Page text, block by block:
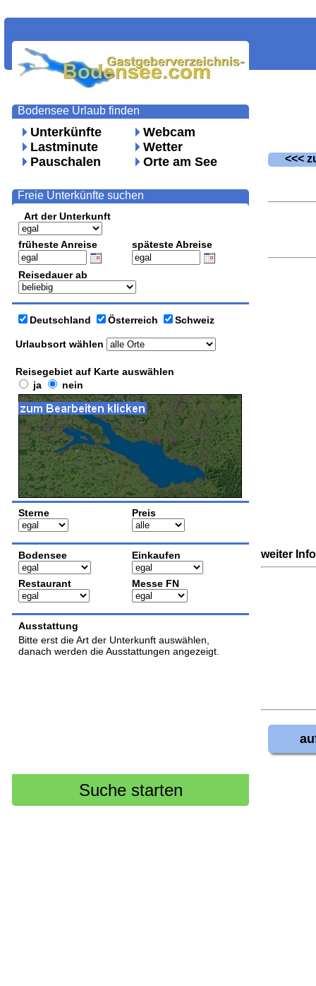
Unterkünfte
Lastminute
Pauschalen
Webcam
Wetter
Orte am See
Bodensee Urlaub finden
Art der Unterkunft
früheste Anreise späteste Abreise
Reisedauer ab
Urlaubsort wählen
Deutschland Österreich Schweiz
Reisegebiet auf Karte auswählen
ja
nein
Sterne Preis
Bodensee Einkaufen
Restaurant Messe FN
Ausstattung
Bitte erst die Art der Unterkunft auswählen,
danach werden die Ausstattungen angezeigt.
Freie Unterkünfte suchen
<<<
weiter